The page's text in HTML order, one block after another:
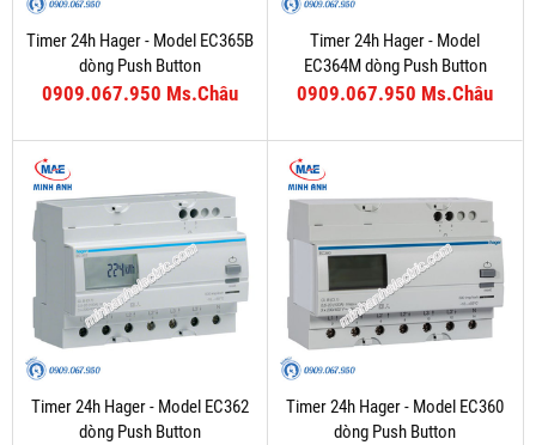
Timer 24h Hager - Model EC365B
dòng Push Button
0909.067.950 Ms.Châu
Timer 24h Hager - Model
EC364M dòng Push Button
0909.067.950 Ms.Châu
Timer 24h Hager - Model EC362
dòng Push Button
Timer 24h Hager - Model EC360
dòng Push Button